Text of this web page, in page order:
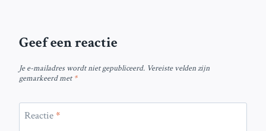
Geef een reactie
Je e-mailadres wordt niet gepubliceerd. Vereiste velden zijn
gemarkeerd met*
Reactie*